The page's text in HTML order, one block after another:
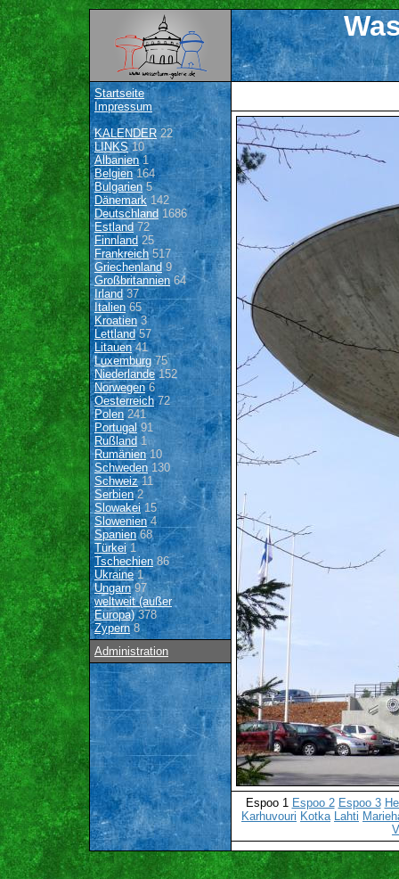
Startseite
Impressum
KALENDER22
LINKS10
Albanien1
Belgien164
Bulgarien 5
Dänemark142
Deutschland 1686
Estland 72
Finnland 25
Frankreich517
Griechenland9
Großbritannien64
Irland 37
Italien65
Kroatien3
Lettland57
Litauen41
Luxemburg 75
Niederlande152
Norwegen6
Oesterreich72
Polen 241
Portugal91
Rußland 1
Rumänien10
Schweden 130
Schweiz11
Serbien2
Slowakei15
Slowenien4
Spanien68
Türkei1
Tschechien 86
Ukraine1
Ungarn97
weltweit (außer
Europa)378
Zypern8
Administration
Espoo 1 Espoo 2 Espoo 3
Karhuvouri Kotka Lahti